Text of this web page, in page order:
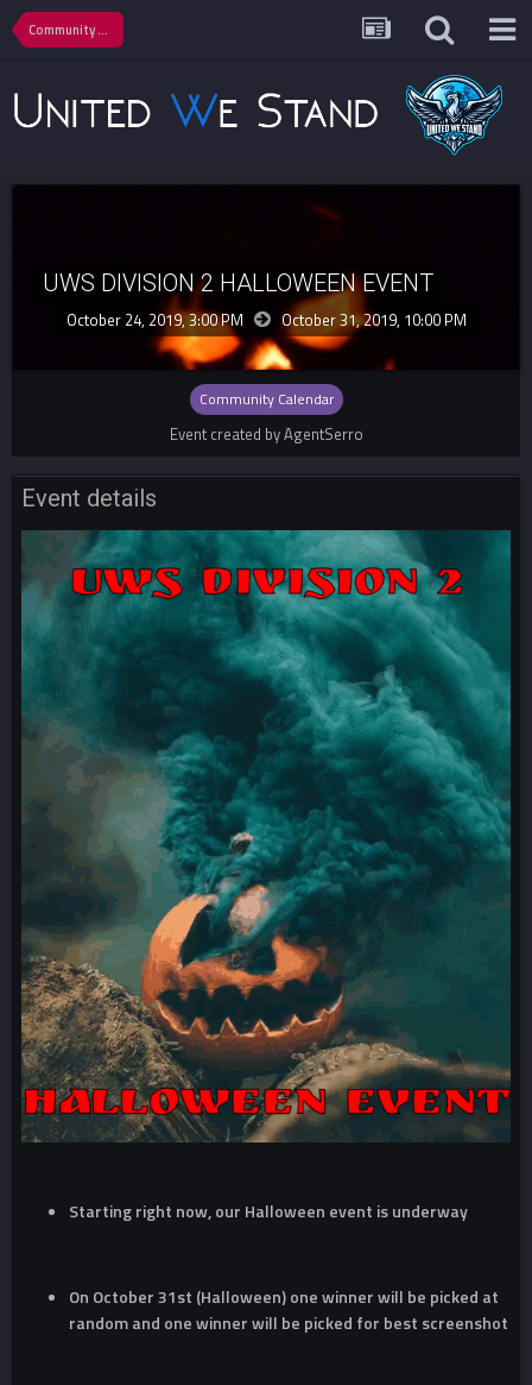
Community Calendar
UWS DIVISION 2 HALLOWEEN EVENT
October 24, 2019, 3:00 PM October 31, 2019, 10:00 PM
Community Calendar
Event created by AgentSerro
Event details
Starting right now, our Halloween event is underway
On October 31st (Halloween) one winner will be picked at
random and one winner will be picked for best screenshot